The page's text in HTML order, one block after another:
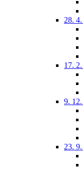
28.
17.
9. 12.
23.